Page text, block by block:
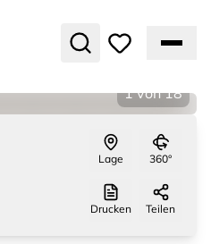
1 von 18
Lage 360°
Drucken Teilen